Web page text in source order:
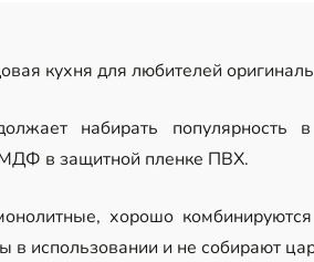
кухня для любителей
набирать популярность
МДФ в защитной пленке ПВХ.
хорошо
в использовании и не собирают